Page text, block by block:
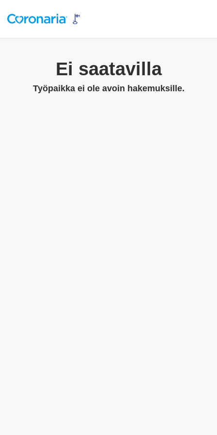
Ei saatavilla
Työpaikka ei ole avoin hakemuksille.